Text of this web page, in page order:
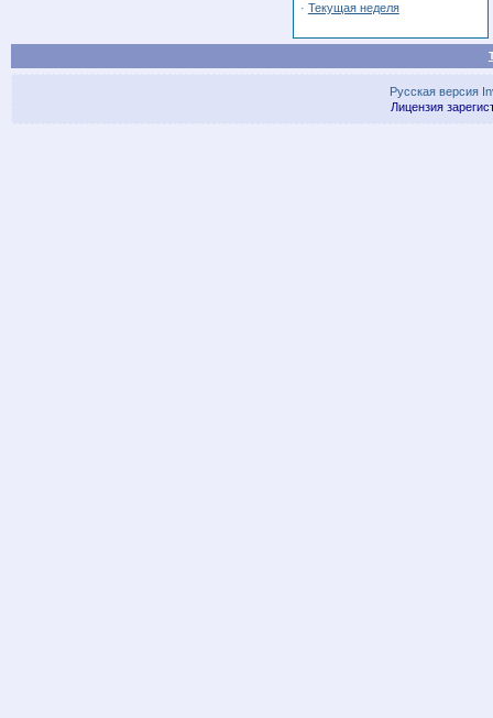
· Текущая неделя
Русская версия
Лицензия